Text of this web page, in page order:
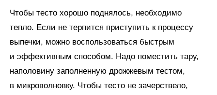
Чтобы тесто хорошо поднялось, необходимо
тепло. Если не терпится приступить к процессу
выпечки, можно воспользоваться быстрым
и эффективным способом. Надо поместить тару,
наполовину заполненную дрожжевым тестом,
в микроволновку. Чтобы тесто не зачерствело,